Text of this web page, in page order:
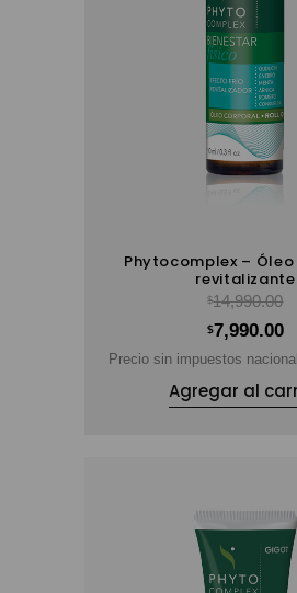
Phytocomplex –
revitalizante
$14,990.00
$7,990.00
Precio sin impuestos
Agregar al